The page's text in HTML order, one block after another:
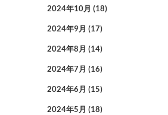
2024年10月 (18)
2024年9月 (17)
2024年8月 (14)
2024年7月 (16)
2024年6月 (15)
2024年5月 (18)